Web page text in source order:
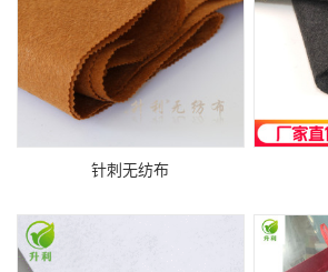
针刺无纺布